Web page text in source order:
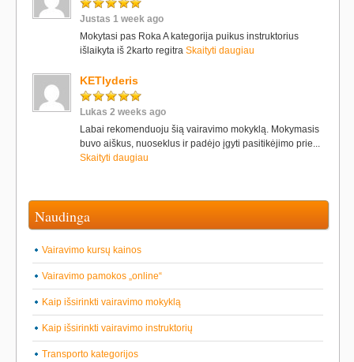
Justas 1 week ago
Mokytasi pas Roka A kategorija puikus instruktorius
išlaikyta iš 2karto regitra Skaityti daugiau
KETlyderis
Lukas 2 weeks ago
Labai rekomenduoju šią vairavimo mokyklą. Mokymasis
buvo aiškus, nuoseklus ir padėjo įgyti pasitikėjimo prie...
Skaityti daugiau
Naudinga
Vairavimo kursų kainos
Vairavimo pamokos „online“
Kaip išsirinkti vairavimo mokyklą
Kaip išsirinkti vairavimo instruktorių
Transporto kategorijos